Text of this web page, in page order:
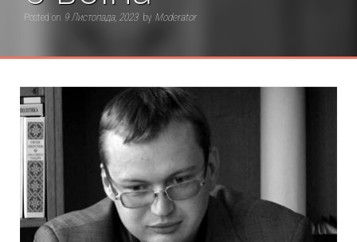
Posted on 9 Листопада, 2023 by Moderator